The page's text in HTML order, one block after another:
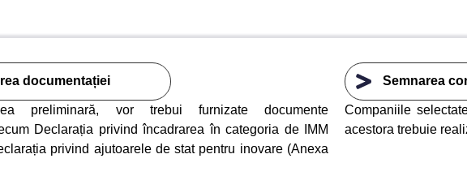
documentației
preliminară, vor trebui furnizate documente
Declarația privind încadrarea în categoria de IMM
privind ajutoarele de stat pentru inovare (Anexa
Semnarea
Companiile
acestora trebuie